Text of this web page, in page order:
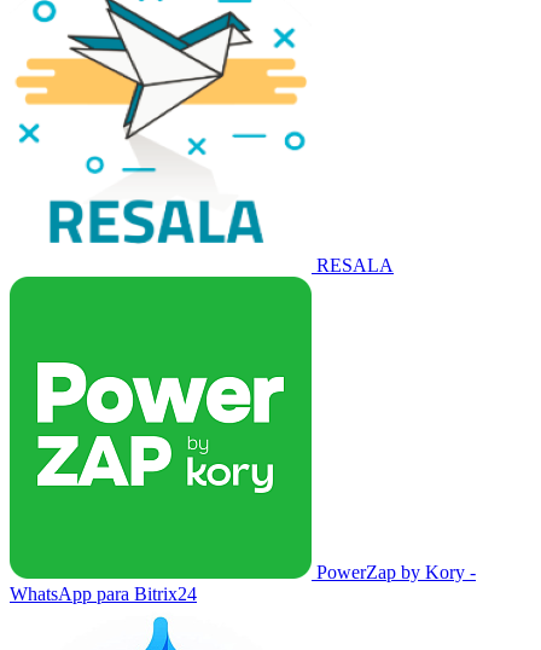
RESALA
PowerZap by Kory -
WhatsApp para Bitrix24